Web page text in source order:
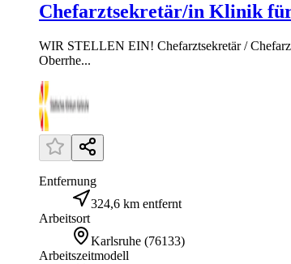
Chefarztsekretär/in Klinik
WIR STELLEN EIN! Chefarztsekretär /
Oberrhe...
Entfernung
324,6 km entfernt
Arbeitsort
Karlsruhe (76133)
Arbeitszeitmodell